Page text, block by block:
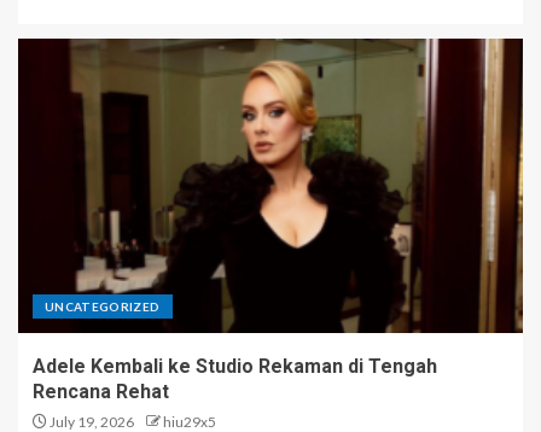
UNCATEGORIZED
Adele Kembali ke Studio Rekaman di Tengah
Rencana Rehat
July 19, 2026 hiu29x5